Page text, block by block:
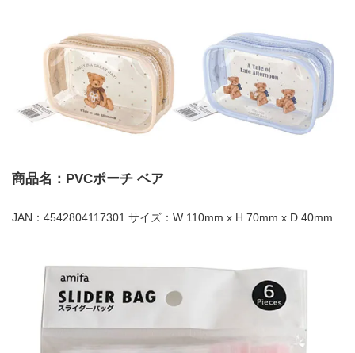
商品名：PVCポーチ ベア
JAN：4542804117301 サイズ：W 110mm x H 70mm x D 40mm